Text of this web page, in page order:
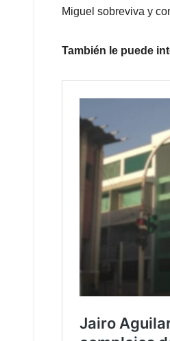
Miguel sobreviva y
También le puede